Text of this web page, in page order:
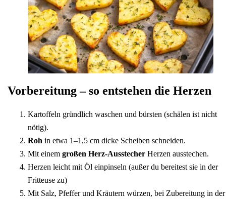
Vorbereitung – so entstehen die Herzen
Kartoffeln gründlich waschen und bürsten (schälen ist nicht
nötig).
Roh in etwa 1–1,5 cm dicke Scheiben schneiden.
Mit einem großen Herz-Ausstecher Herzen ausstechen.
Herzen leicht mit Öl einpinseln (außer du bereitest sie in der
Fritteuse zu)
Mit Salz, Pfeffer und Kräutern würzen, bei Zubereitung in der